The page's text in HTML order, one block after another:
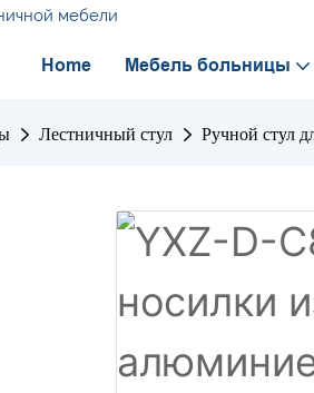
мебели
Home Мебель больницы
Лестничный стул Ручной стул